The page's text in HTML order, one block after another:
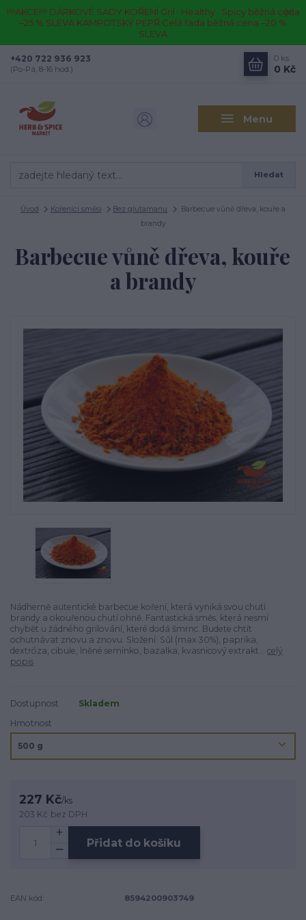
!!!!AKCE!!!! DÁRKOVÉ SADY KOŘENÍ Gril · Healthy · Spicy běžná cena
–25 % SLEVA KAMPOTSKÝ PEPŘ Celá řada běžná cena –20 %
SLEVA
Menu
Hledat
+420 722 936 923
(Po-Pá, 8-16 hod.)
0 ks
0 Kč
Úvod Kořenící směsi Bez glutamanu
Barbecue vůně dřeva, kouře a
brandy
Barbecue vůně dřeva, kouře
a brandy
Nádherně autentické barbecue koření, která vyniká svou chutí
brandy a okouřenou chutí ohně. Fantastická směs, která nesmí
chybět u žádného grilování, které dodá šmrnc. Budete chtít
ochutnávat znovu a znovu. Složení: Sůl (max 30%), paprika,
dextróza, cibule, lněné semínko, bazalka, kvasnicový extrakt... celý
popis
Dostupnost
Skladem
Hmotnost
227 Kč/ks
203 Kč bez DPH
Přidat do košíku
EAN kód: 8594200903749